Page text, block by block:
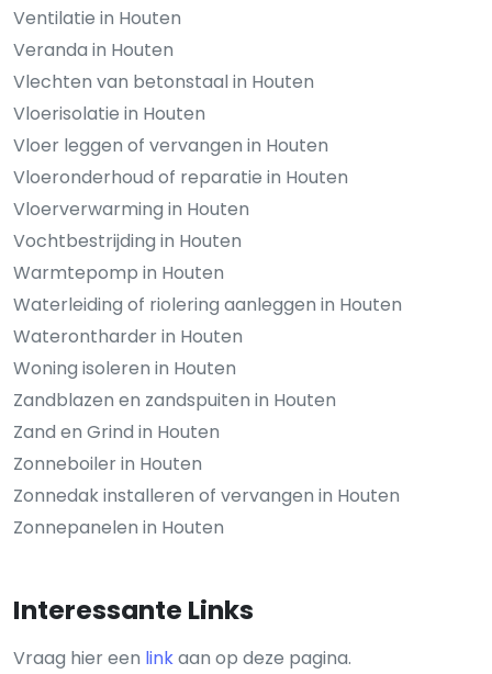
Ventilatie in Houten
Veranda in Houten
Vlechten van betonstaal in Houten
Vloerisolatie in Houten
Vloer leggen of vervangen in Houten
Vloeronderhoud of reparatie in Houten
Vloerverwarming in Houten
Vochtbestrijding in Houten
Warmtepomp in Houten
Waterleiding of riolering aanleggen in Houten
Waterontharder in Houten
Woning isoleren in Houten
Zandblazen en zandspuiten in Houten
Zand en Grind in Houten
Zonneboiler in Houten
Zonnedak installeren of vervangen in Houten
Zonnepanelen in Houten
Interessante Links
Vraag hier een linkaan op deze pagina.